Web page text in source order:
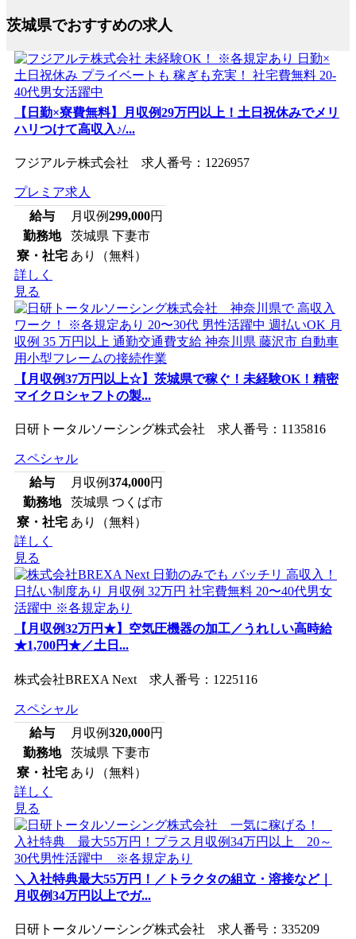
茨城県でおすすめの求人
【日勤×寮費無料】月収例29万円以上！土日祝休みでメリ
ハリつけて高収入♪/...
フジアルテ株式会社 求人番号：1226957
プレミア求人
給与
月収例299,000円
勤務地
茨城県 下妻市
寮・社宅 あり（無料）
詳しく
見る
【月収例37万円以上☆】茨城県で稼ぐ！未経験OK！精密
マイクロシャフトの製...
日研トータルソーシング株式会社 求人番号：1135816
スペシャル
給与
月収例374,000円
勤務地
茨城県 つくば市
寮・社宅 あり（無料）
詳しく
見る
【月収例32万円★】空気圧機器の加工／うれしい高時給
★1,700円★／土日...
株式会社BREXA Next 求人番号：1225116
スペシャル
給与
月収例320,000円
勤務地
茨城県 下妻市
寮・社宅 あり（無料）
詳しく
見る
＼入社特典最大55万円！／トラクタの組立・溶接など｜
月収例34万円以上でガ...
日研トータルソーシング株式会社 求人番号：335209